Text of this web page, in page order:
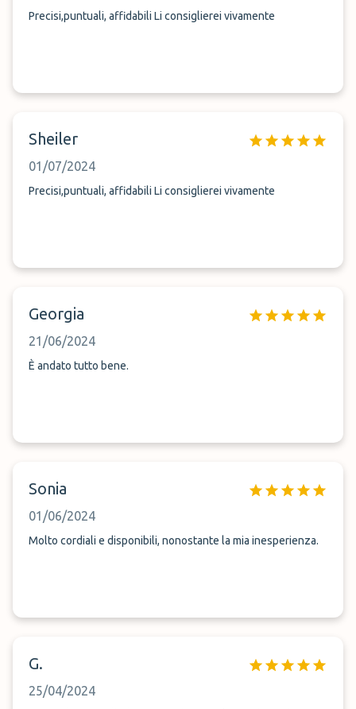
Precisi,puntuali, affidabili Li consiglierei vivamente
Sheiler
01/07/2024
Precisi,puntuali, affidabili Li consiglierei vivamente
Georgia
21/06/2024
È andato tutto bene.
Sonia
01/06/2024
Molto cordiali e disponibili, nonostante la mia inesperienza.
G.
25/04/2024